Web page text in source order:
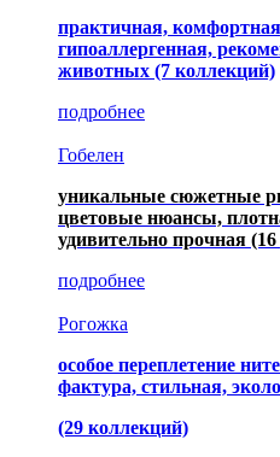
практичная,
гипоаллергенная,
животных (7 коллекций)
подробнее
Гобелен
уникальные сюжетные
цветовые нюансы,
удивительно прочная
подробнее
Рогожка
особое переплетение
фактура, стильная,
(29 коллекций)